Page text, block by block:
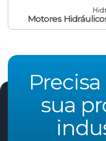
Motores
Precisa
sua